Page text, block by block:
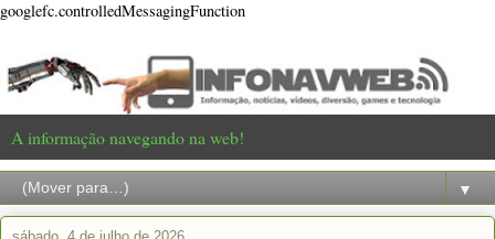
googlefc.controlledMessagingFunction
A informação navegando na web!
▼